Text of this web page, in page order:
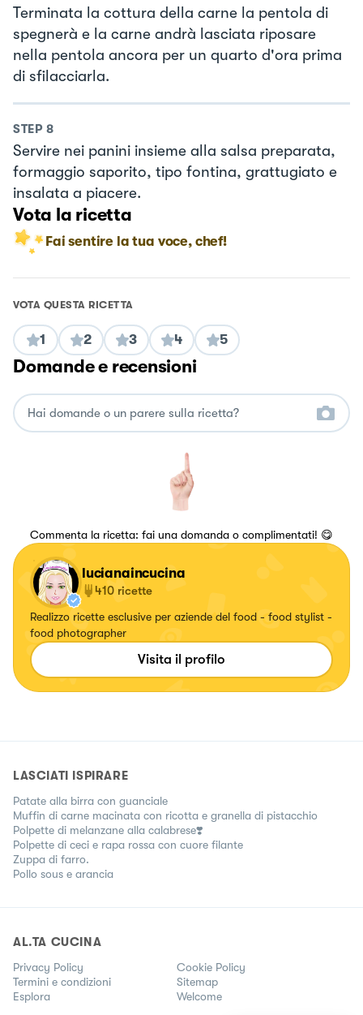
Terminata la cottura della carne la pentola di
spegnerà e la carne andrà lasciata riposare
nella pentola ancora per un quarto d'ora prima
di sfilacciarla.
STEP 8
Servire nei panini insieme alla salsa preparata,
formaggio saporito, tipo fontina, grattugiato e
insalata a piacere.
Vota la ricetta
Fai sentire la tua voce, chef!
VOTA QUESTA RICETTA
1 2 3 4 5
Domande e recensioni
Commenta la ricetta: fai una domanda o complimentati! 😋
lucianaincucina
410 ricette
Realizzo ricette esclusive per aziende del food - food stylist -
food photographer
Visita il profilo
LASCIATI ISPIRARE
Patate alla birra con guanciale
Muffin di carne macinata con ricotta e granella di pistacchio
Polpette di melanzane alla calabrese❣️
Polpette di ceci e rapa rossa con cuore filante
Zuppa di farro.
Pollo sous e arancia
AL.TA CUCINA
Privacy Policy
Cookie Policy
Termini e condizioni
Sitemap
Esplora
Welcome